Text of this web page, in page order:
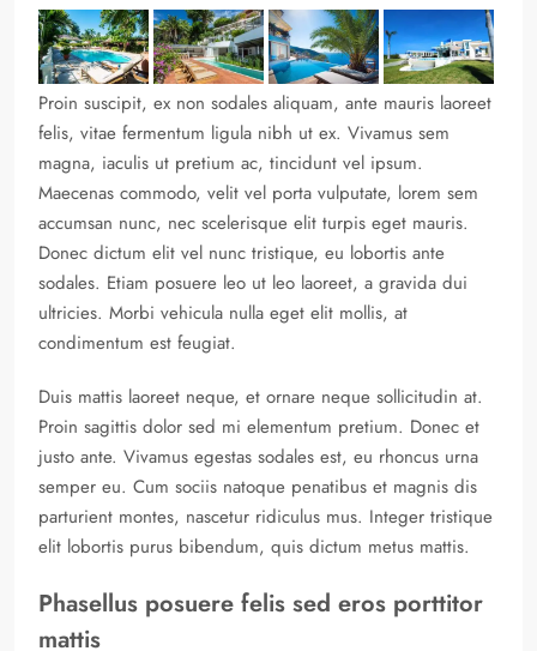
Proin suscipit, ex non sodales aliquam, ante mauris laoreet
felis, vitae fermentum ligula nibh ut ex. Vivamus sem
magna, iaculis ut pretium ac, tincidunt vel ipsum.
Maecenas commodo, velit vel porta vulputate, lorem sem
accumsan nunc, nec scelerisque elit turpis eget mauris.
Donec dictum elit vel nunc tristique, eu lobortis ante
sodales. Etiam posuere leo ut leo laoreet, a gravida dui
ultricies. Morbi vehicula nulla eget elit mollis, at
condimentum est feugiat.
Duis mattis laoreet neque, et ornare neque sollicitudin at.
Proin sagittis dolor sed mi elementum pretium. Donec et
justo ante. Vivamus egestas sodales est, eu rhoncus urna
semper eu. Cum sociis natoque penatibus et magnis dis
parturient montes, nascetur ridiculus mus. Integer tristique
elit lobortis purus bibendum, quis dictum metus mattis.
Phasellus posuere felis sed eros porttitor
mattis